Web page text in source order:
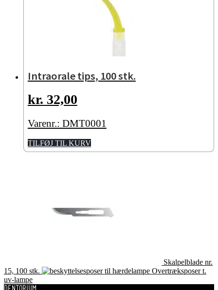
Intraorale tips, 100 stk.
kr. 32,00
Varenr.: DMT0001
TILFØJ TIL KURV
Skalpelblade nr.
15, 100 stk.
Overtræksposer t.
uv-lampe